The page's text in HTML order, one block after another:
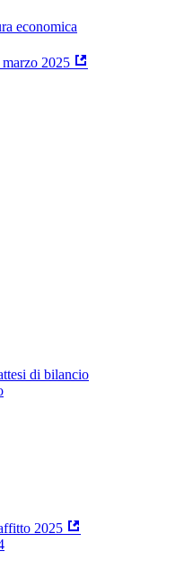
economica
2025
di bilancio
2025